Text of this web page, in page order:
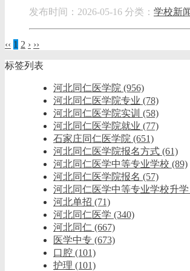
发布时间：2026-05-16 分类： 学校新
‹‹ 1 2 › ››
标签列表
河北同仁医学院 (956)
河北同仁医学院专业 (78)
河北同仁医学院实训 (58)
河北同仁医学院就业 (77)
石家庄同仁医学院 (651)
河北同仁医学院报名方式 (61)
河北同仁医学中等专业学校 (89)
河北同仁医学院报名 (57)
河北同仁医学中等专业学校升学
河北单招 (71)
河北同仁医学 (340)
河北同仁 (667)
医学中专 (673)
口腔 (101)
护理 (101)